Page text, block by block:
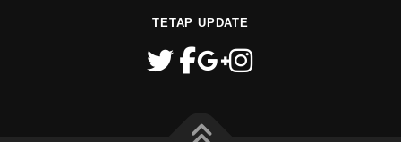
TETAP UPDATE